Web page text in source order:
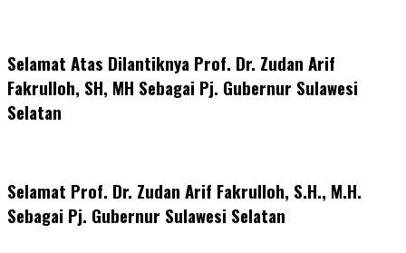
Selamat Atas Dilantiknya Prof. Dr. Zudan Arif
Fakrulloh, SH, MH Sebagai Pj. Gubernur Sulawesi
Selatan
Selamat Prof. Dr. Zudan Arif Fakrulloh, S.H., M.H.
Sebagai Pj. Gubernur Sulawesi Selatan